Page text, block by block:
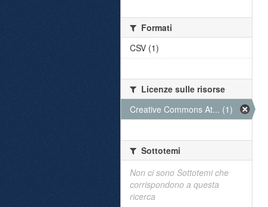
Formati
CSV (1)
Licenze sulle risorse
Creative Commons At... (1)
Sottotemi
Non ci sono Sottotemi che
corrispondono a questa
ricerca